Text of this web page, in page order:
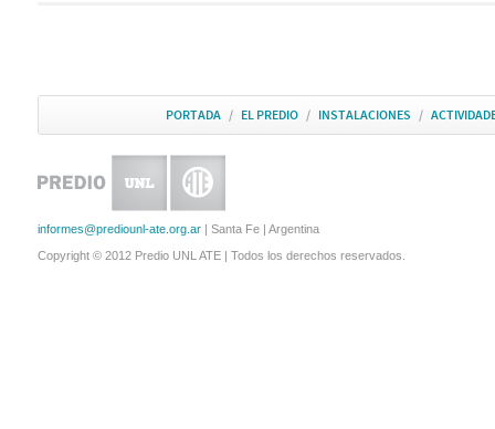
PORTADA / EL PREDIO / INSTALACIONES /
informes@prediounl-ate.org.ar | Santa Fe | Argentina
Copyright © 2012 Predio UNL ATE | Todos los derechos reservados.